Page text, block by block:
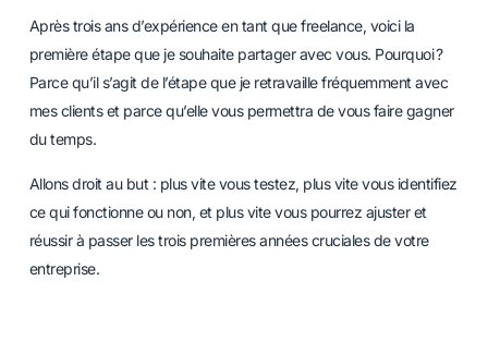
Après trois ans d’expérience en tant que freelance, voici la
première étape que je souhaite partager avec vous. Pourquoi ?
Parce qu’il s’agit de l’étape que je retravaille fréquemment avec
mes clients et parce qu’elle vous permettra de vous faire gagner
du temps.
Allons droit au but : plus vite vous testez, plus vite vous identifiez
ce qui fonctionne ou non, et plus vite vous pourrez ajuster et
réussir à passer les trois premières années cruciales de votre
entreprise.